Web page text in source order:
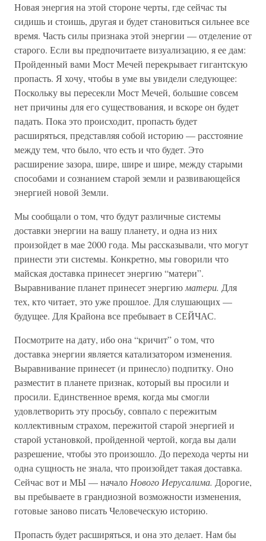
Новая энергия на этой стороне черты, где сейчас ты
сидишь и стоишь, другая и будет становиться сильнее все
время. Часть силы признака этой энергии — отделение от
старого. Если вы предпочитаете визуализацию, я ее дам:
Пройденный вами Мост Мечей перекрывает гигантскую
пропасть. Я хочу, чтобы в уме вы увидели следующее:
Поскольку вы пересекли Мост Мечей, большие совсем
нет причины для его существования, и вскоре он будет
падать. Пока это происходит, пропасть будет
расширяться, представляя собой историю — расстояние
между тем, что было, что есть и что будет. Это
расширение зазора, шире, шире и шире, между старыми
способами и сознанием старой земли и развивающейся
энергией новой Земли.
Мы сообщали о том, что будут различные системы
доставки энергии на вашу планету, и одна из них
произойдет в мае 2000 года. Мы рассказывали, что могут
принести эти системы. Конкретно, мы говорили что
майская доставка принесет энергию “матери”.
Выравнивание планет принесет энергию матери. Для
тех, кто читает, это уже прошлое. Для слушающих —
будущее. Для Крайона все пребывает в СЕЙЧАС.
Посмотрите на дату, ибо она “кричит” о том, что
доставка энергии является катализатором изменения.
Выравнивание принесет (и принесло) подпитку. Оно
разместит в планете признак, который вы просили и
просили. Единственное время, когда мы смогли
удовлетворить эту просьбу, совпало с пережитым
коллективным страхом, пережитой старой энергией и
старой установкой, пройденной чертой, когда вы дали
разрешение, чтобы это произошло. До перехода черты ни
одна сущность не знала, что произойдет такая доставка.
Сейчас вот и МЫ — начало Нового Иерусалима. Дорогие,
вы пребываете в грандиозной возможности изменения,
готовые заново писать Человеческую историю.
Пропасть будет расширяться, и она это делает. Нам бы